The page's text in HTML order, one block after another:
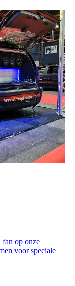
fan op onze
voor speciale